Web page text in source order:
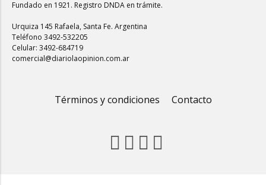
Fundado en 1921. Registro DNDA en trámite.
Urquiza 145 Rafaela, Santa Fe. Argentina
Teléfono 3492-532205
Celular: 3492-684719
comercial@diariolaopinion.com.ar
Términos y condiciones Contacto